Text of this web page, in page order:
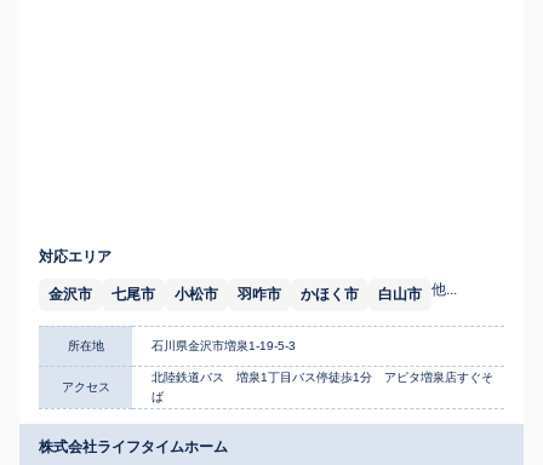
対応エリア
金沢市 七尾市 小松市 羽咋市 かほく市 白山市 他...
所在地 石川県金沢市増泉1-19-5-3
アクセス
北陸鉄道バス 増泉1丁目バス停徒歩1分 アピタ増泉店すぐそ
ば
株式会社ライフタイムホーム